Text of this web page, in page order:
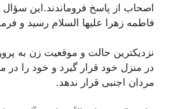
اصحاب از پاسخ فروماندند.این
فاطمه زهرا علیها السلام رسید و
نزدیکترین حالت و موقعیت زن به
در منزل خود قرار گیرد و خود را در
مردان اجنبی قرار ندهد.